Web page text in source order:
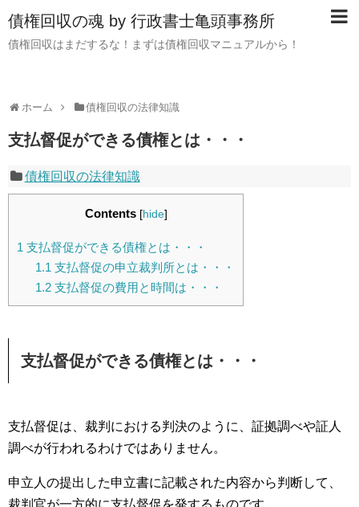
債権回収の魂 by 行政書士亀頭事務所
債権回収はまだするな！まずは債権回収マニュアルから！
ホーム 債権回収の法律知識
支払督促ができる債権とは・・・
債権回収の法律知識
Contents [hide]
1 支払督促ができる債権とは・・・
1.1 支払督促の申立裁判所とは・・・
1.2支払督促の費用と時間は・・・
支払督促ができる債権とは・・・
支払督促は、裁判における判決のように、証拠調べや証人
調べが行われるわけではありません。
申立人の提出した申立書に記載された内容から判断して、
裁判官が一方的に支払督促を発するものです。